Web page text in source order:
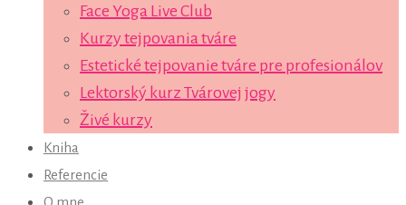
Face Yoga Live Club
Kurzy tejpovania tváre
Estetické tejpovanie tváre pre profesionálov
Lektorský kurz Tvárovej jogy
Živé kurzy
Kniha
Referencie
O mne